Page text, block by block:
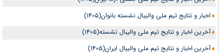
اخبار و نتایج تیم ملی والیبال نشسته بانوان(1405)
آخرین اخبار و نتایج تیم ملی والیبال نشسته(1405)
آخرین اخبار و نتایج تیم ملی والیبال ایران(1405)